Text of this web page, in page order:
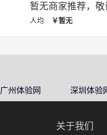
暂无商家推荐，
人均: ￥暂无
广州体验网 深圳体验
关于我们